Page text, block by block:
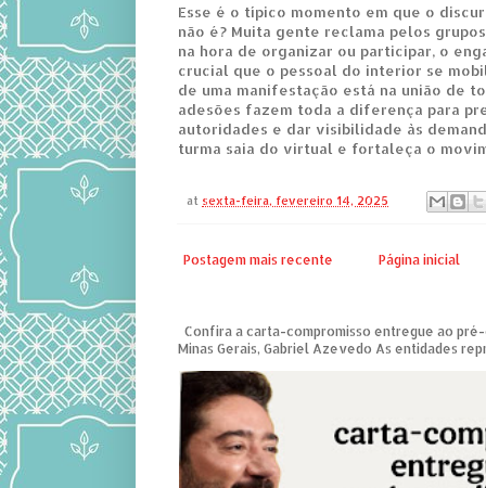
Esse é o típico momento em que o
não é? Muita gente reclama pelos
na hora de organizar ou participar, o
crucial que o pessoal do interior se
de uma manifestação está na união de
adesões fazem toda a diferença para
autoridades e dar visibilidade às
turma saia do virtual e fortaleça o
at sexta-feira, fevereiro 14, 2025
Postagem mais recente Página inicial
Confira a carta-compromisso entregue ao
Minas Gerais, Gabriel Azevedo As entidades